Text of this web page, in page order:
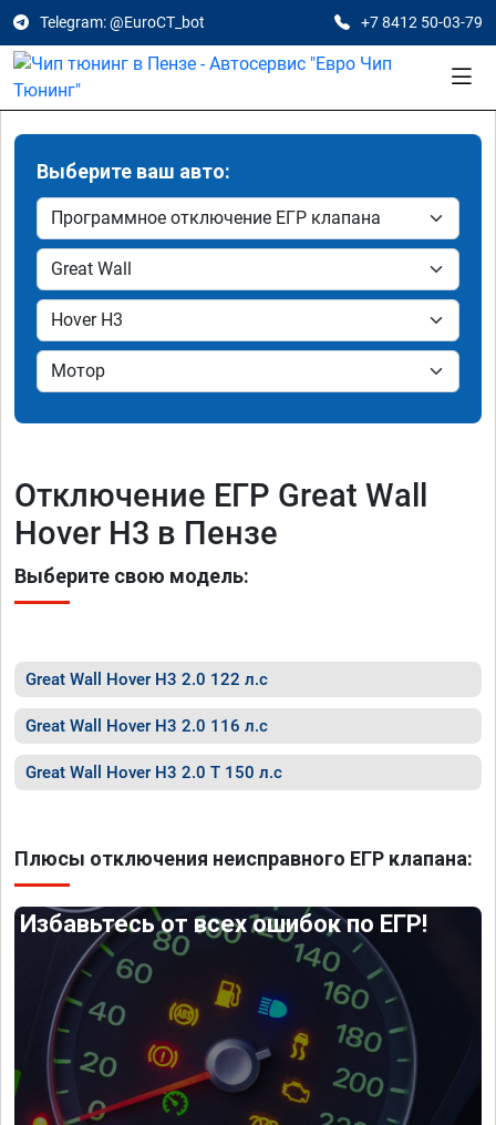
Telegram: @EuroCT_bot +7 8412 50-03-79
Выберите ваш авто:
Отключение ЕГР Great Wall
Hover H3 в Пензе
Выберите свою модель:
Great Wall Hover H3 2.0 122 л.с
Great Wall Hover H3 2.0 116 л.с
Great Wall Hover H3 2.0 T 150 л.с
Плюсы отключения неисправного ЕГР клапана:
Избавьтесь от всех ошибок по ЕГР!